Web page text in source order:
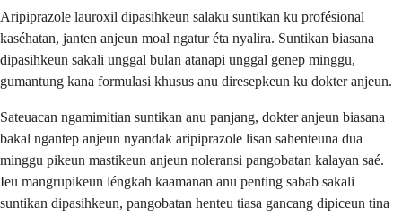
Aripiprazole lauroxil dipasihkeun salaku suntikan ku profésional
kaséhatan, janten anjeun moal ngatur éta nyalira. Suntikan biasana
dipasihkeun sakali unggal bulan atanapi unggal genep minggu,
gumantung kana formulasi khusus anu diresepkeun ku dokter anjeun.
Sateuacan ngamimitian suntikan anu panjang, dokter anjeun biasana
bakal ngantep anjeun nyandak aripiprazole lisan sahenteuna dua
minggu pikeun mastikeun anjeun noleransi pangobatan kalayan saé.
Ieu mangrupikeun léngkah kaamanan anu penting sabab sakali
suntikan dipasihkeun, pangobatan henteu tiasa gancang dipiceun tina